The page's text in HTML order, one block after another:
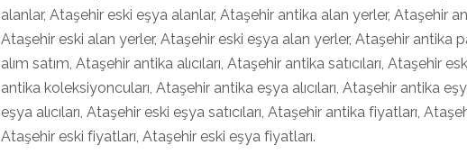
alanlar, Ataşehir eski eşya alanlar, Ataşehir antika alan yerler, Ataşehir
Ataşehir eski alan yerler, Ataşehir eski eşya alan yerler, Ataşehir antika
alım satım, Ataşehir antika alıcıları, Ataşehir antika satıcıları, Ataşehir
antika koleksiyoncuları, Ataşehir antika eşya alıcıları, Ataşehir antika
eşya alıcıları, Ataşehir eski eşya satıcıları, Ataşehir antika fiyatları,
Ataşehir eski fiyatları, Ataşehir eski eşya fiyatları.